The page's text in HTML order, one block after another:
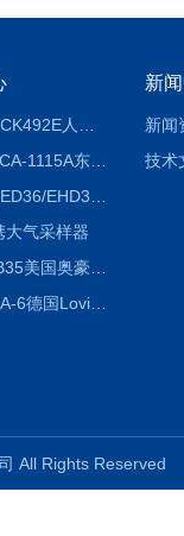
CA-1111/CA-1115A东京理化EYELA CA-1111/CA-1115A冷却水循环装置
大气采样器
MB45/MB35美国奥豪斯OHAUS MB45/MB35卤素红外水分测定仪
ET99724A-6德国Lovibond ET99724A-6微电脑BOD测定仪
新
新闻
技术
司 All Rights